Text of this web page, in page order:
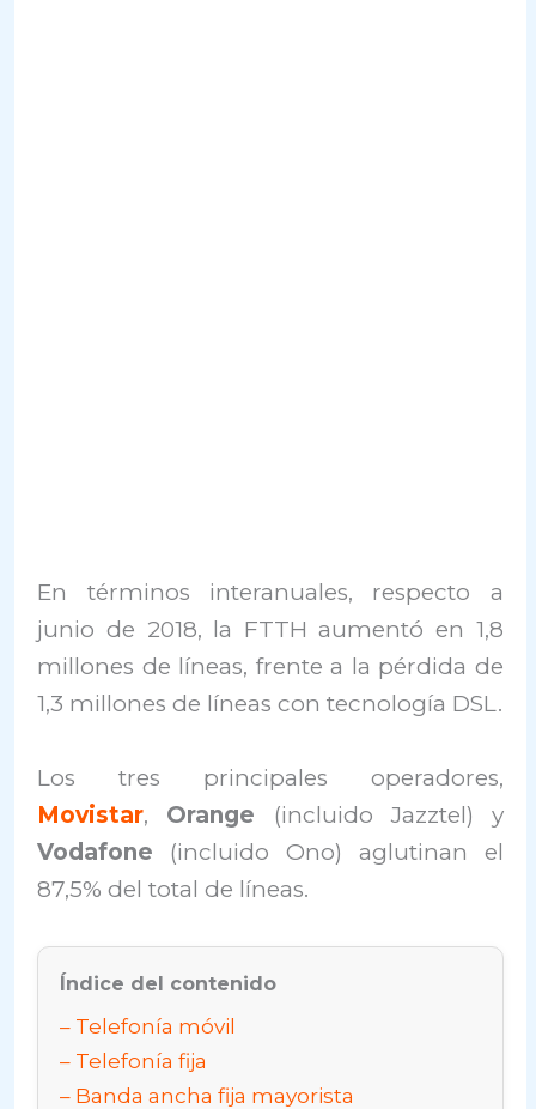
En términos interanuales, respecto a
junio de 2018, la FTTH aumentó en 1,8
millones de líneas, frente a la pérdida de
1,3 millones de líneas con tecnología DSL.
Los tres principales operadores,
Movistar, Orange (incluido Jazztel) y
Vodafone (incluido Ono) aglutinan el
87,5% del total de líneas.
Índice del contenido
Telefonía móvil
Telefonía fija
Banda ancha fija mayorista